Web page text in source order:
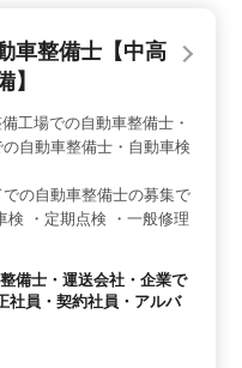
備、検査員、板金塗装
勤務日数は週5〜6日
が設けられていま
給され、社会保険も
あり、週休2日制で
程度と少なめで、スト
ことができます。
車整備士【中高
自動車整備士・自動車検
の自動車整備士の募集で
検 ・定期点検 ・一般修理
も活躍してます！ ＊シ
技術者活躍中）
備士・運送会社・企業で
社員・契約社員・アルバ